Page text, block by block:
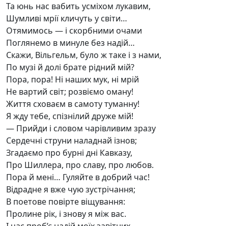
Та юнь нас вабить усміхом лукавим,
Шумливі мрії кличуть у світи…
Отямимось — і скорбними очами
Поглянемо в минуле без надій…
Скажи, Вільгельм, було ж таке і з нами,
По музі й долі брате рідний мій?
Пора, пора! Ні наших мук, ні мрій
Не вартий світ; розвіємо оману!
Життя сховаєм в самоту туманну!
Я жду тебе, спізнілий друже мій!
— Прийди і словом чарівливим зразу
Сердечні струни наладнай ізнов;
Згадаємо про бурні дні Кавказу,
Про Шиллера, про славу, про любов.
Пора й мені… Гуляйте в добрий час!
Відрадне я вже чую зустрічання;
В поетове повірте віщування:
Пролине рік, і знову я між вас.